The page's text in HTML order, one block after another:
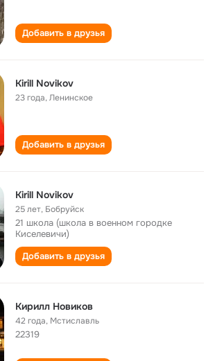
Добавить в друзья
Kirill Novikov
23 года,Ленинское
Добавить в друзья
Kirill Novikov
25 лет, Бобруйск
21 школа (школа в военном городке
Киселевичи)
Добавить в друзья
Кирилл Новиков
42 года, Мстиславль
22319